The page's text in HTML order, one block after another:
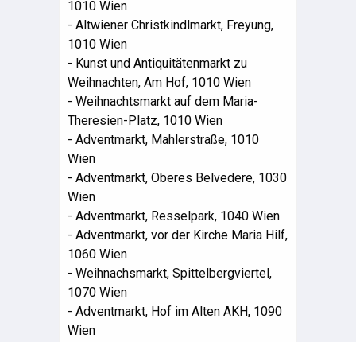
1010 Wien
- Altwiener Christkindlmarkt, Freyung,
1010 Wien
- Kunst und Antiquitätenmarkt zu
Weihnachten, Am Hof, 1010 Wien
- Weihnachtsmarkt auf dem Maria-
Theresien-Platz, 1010 Wien
- Adventmarkt, Mahlerstraße, 1010
Wien
- Adventmarkt, Oberes Belvedere, 1030
Wien
- Adventmarkt, Resselpark, 1040 Wien
- Adventmarkt, vor der Kirche Maria Hilf,
1060 Wien
- Weihnachsmarkt, Spittelbergviertel,
1070 Wien
- Adventmarkt, Hof im Alten AKH, 1090
Wien